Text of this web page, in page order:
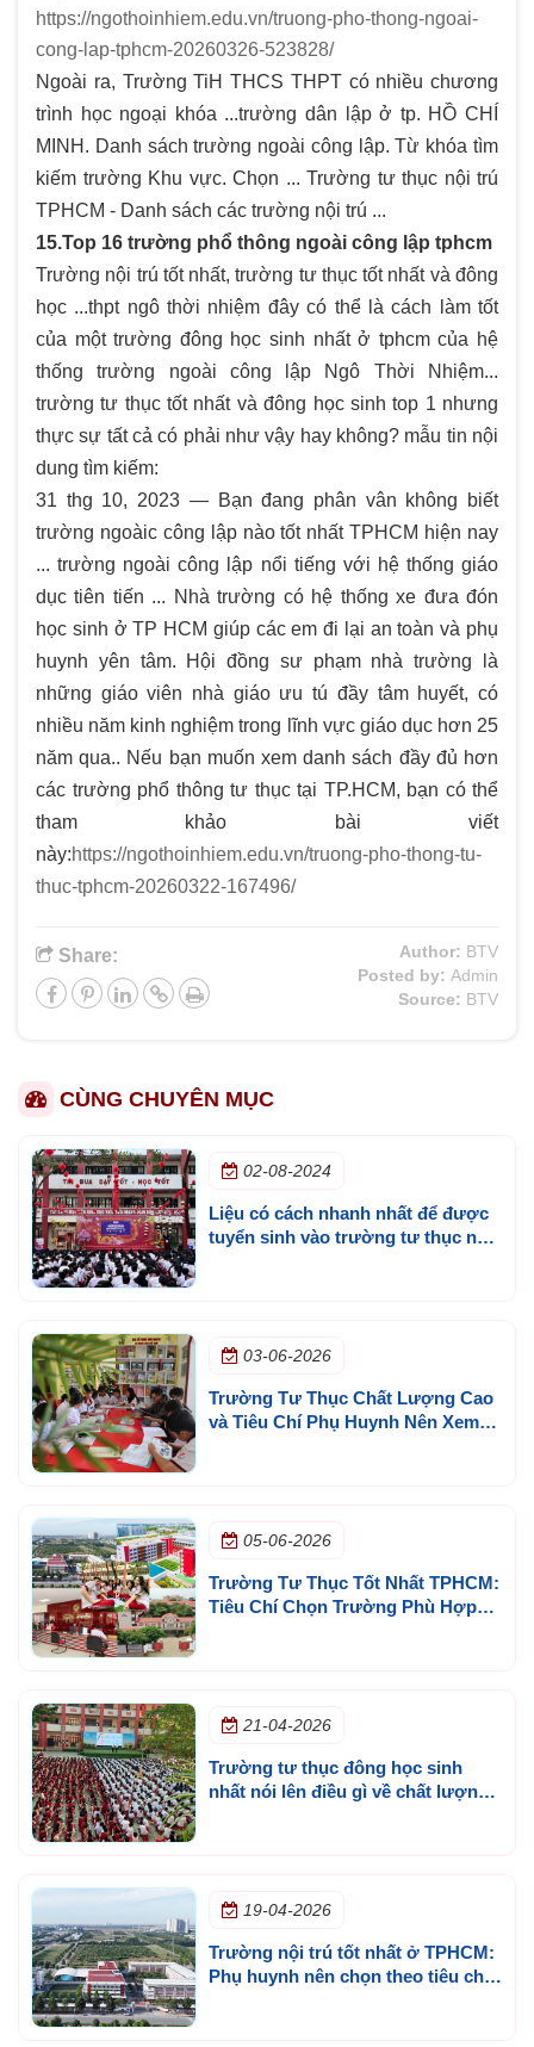
https://ngothoinhiem.edu.vn/truong-pho-thong-ngoai-
cong-lap-tphcm-20260326-523828/
Ngoài ra, Trường TiH THCS THPT có nhiều chương
trình học ngoại khóa ...trường dân lập ở tp. HỒ CHÍ
MINH. Danh sách trường ngoài công lập. Từ khóa tìm
kiếm trường Khu vực. Chọn ... Trường tư thục nội trú
TPHCM - Danh sách các trường nội trú ...
15.Top 16 trường phổ thông ngoài công lập tphcm
Trường nội trú tốt nhất, trường tư thục tốt nhất và đông
học ...thpt ngô thời nhiệm đây có thể là cách làm tốt
của một trường đông học sinh nhất ở tphcm của hệ
thống trường ngoài công lập Ngô Thời Nhiệm...
trường tư thục tốt nhất và đông học sinh top 1 nhưng
thực sự tất cả có phải như vậy hay không? mẫu tin nội
dung tìm kiếm:
31 thg 10, 2023 — Bạn đang phân vân không biết
trường ngoàic công lập nào tốt nhất TPHCM hiện nay
... trường ngoài công lập nổi tiếng với hệ thống giáo
dục tiên tiến ... Nhà trường có hệ thống xe đưa đón
học sinh ở TP HCM giúp các em đi lại an toàn và phụ
huynh yên tâm. Hội đồng sư phạm nhà trường là
những giáo viên nhà giáo ưu tú đầy tâm huyết, có
nhiều năm kinh nghiệm trong lĩnh vực giáo dục hơn 25
năm qua.. Nếu bạn muốn xem danh sách đầy đủ hơn
các trường phổ thông tư thục tại TP.HCM, bạn có thể
tham khảo bài viết
này:https://ngothoinhiem.edu.vn/truong-pho-thong-tu-
thuc-tphcm-20260322-167496/
Share: Author: BTV
Posted by: Admin
Source: BTV
CÙNG CHUYÊN MỤC
02-08-2024
Liệu có cách nhanh nhất để được
tuyển sinh vào trường tư thục nội
03-06-2026
Trường Tư Thục Chất Lượng Cao
và Tiêu Chí Phụ Huynh Nên Xem
05-06-2026
Trường Tư Thục Tốt Nhất TPHCM:
Tiêu Chí Chọn Trường Phù Hợp
21-04-2026
Trường tư thục đông học sinh
nhất nói lên điều gì về chất lượng
19-04-2026
Trường nội trú tốt nhất ở TPHCM:
Phụ huynh nên chọn theo tiêu chí